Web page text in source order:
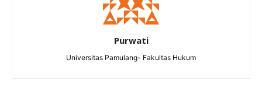
Purwati
Universitas Pamulang- Fakultas Hukum